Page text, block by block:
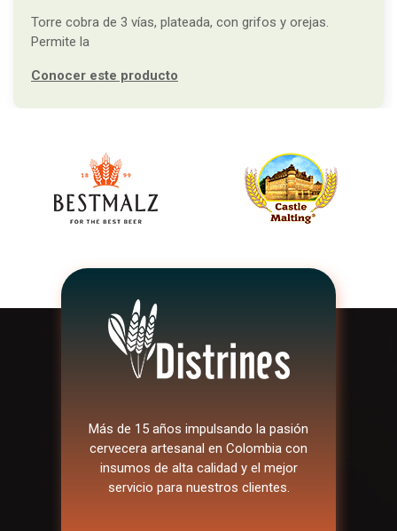
Torre cobra de 3 vías, plateada, con grifos y orejas.
Permite la
Conocer este producto
Más de 15 años impulsando la pasión
cervecera artesanal en Colombia con
insumos de alta calidad y el mejor
servicio para nuestros clientes.